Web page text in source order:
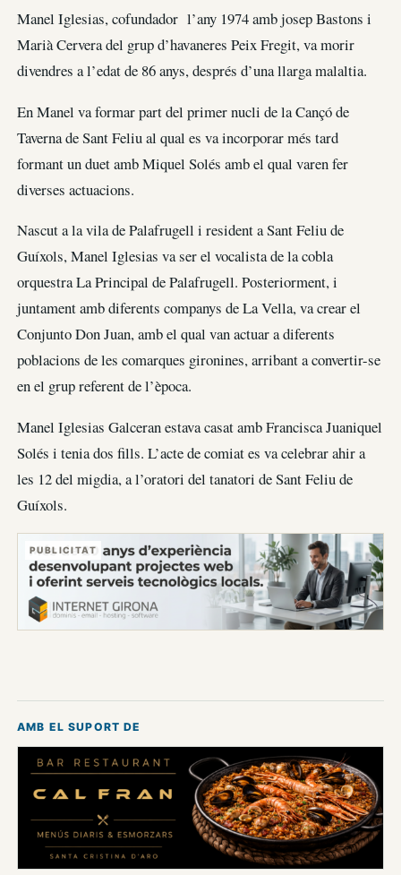
Manel Iglesias, cofundador l’any 1974 amb josep Bastons i
Marià Cervera del grup d’havaneres Peix Fregit, va morir
divendres a l’edat de 86 anys, després d’una llarga malaltia.
En Manel va formar part del primer nucli de la Cançó de
Taverna de Sant Feliu al qual es va incorporar més tard
formant un duet amb Miquel Solés amb el qual varen fer
diverses actuacions.
Nascut a la vila de Palafrugell i resident a Sant Feliu de
Guíxols, Manel Iglesias va ser el vocalista de la cobla
orquestra La Principal de Palafrugell. Posteriorment, i
juntament amb diferents companys de La Vella, va crear el
Conjunto Don Juan, amb el qual van actuar a diferents
poblacions de les comarques gironines, arribant a convertir-se
en el grup referent de l’època.
Manel Iglesias Galceran estava casat amb Francisca Juaniquel
Solés i tenia dos fills. L’acte de comiat es va celebrar ahir a
les 12 del migdia, a l’oratori del tanatori de Sant Feliu de
Guíxols.
PUBLICITAT
AMB EL SUPORT DE